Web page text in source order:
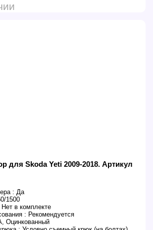
для Skoda Yeti 2009-2018. Артикул
: Да
1500
Нет в комплекте
: Рекомендуется
Оцинкованный